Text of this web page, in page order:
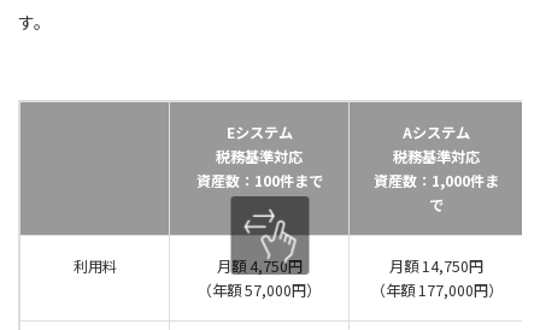
す。
Eシステム
税務基準対応
資産数：100件まで
Aシステム
税務基準対応
資産数：1,000件ま
で
利用料
月額 4,750円
（年額 57,000円）
月額 14,750円
（年額 177,000円）